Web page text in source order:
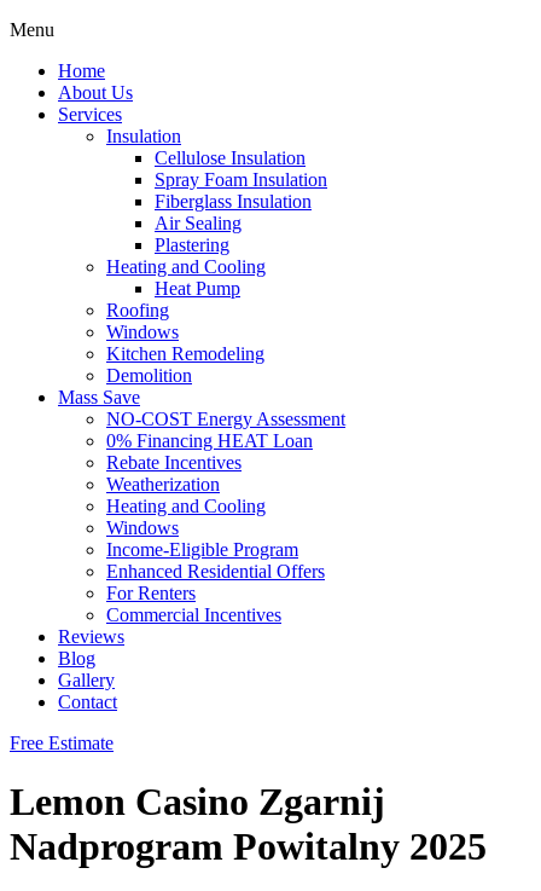
Menu
Home
About Us
Services
Insulation
Cellulose Insulation
Spray Foam Insulation
Fiberglass Insulation
Air Sealing
Plastering
Heating and Cooling
Heat Pump
Roofing
Windows
Kitchen Remodeling
Demolition
Mass Save
NO-COST Energy Assessment
0% Financing HEAT Loan
Rebate Incentives
Weatherization
Heating and Cooling
Windows
Income-Eligible Program
Enhanced Residential Offers
For Renters
Commercial Incentives
Reviews
Blog
Gallery
Contact
Free Estimate
Lemon Casino Zgarnij
Nadprogram Powitalny 2025